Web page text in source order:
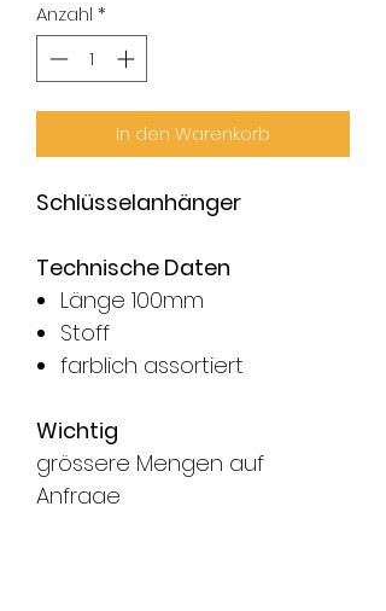
Anzahl *
In den Warenkorb
Schlüsselanhänger
Technische Daten
Länge 100mm
Stoff
farblich assortiert
Wichtig
grössere Mengen auf
Anfrage